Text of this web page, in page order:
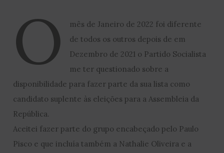
O
mês de Janeiro de 2022 foi diferente
de todos os outros depois de em
Dezembro de 2021 o Partido Socialista
me ter questionado sobre a
disponibilidade para fazer parte da sua lista como
candidato suplente às eleições para a Assembleia da
República.
Aceitei fazer parte do grupo encabeçado pelo Paulo
Pisco e que incluía também a Nathalie Oliveira e a